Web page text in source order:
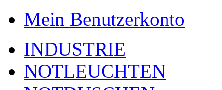
Mein Benutzerkonto
INDUSTRIE
NOTLEUCHTEN